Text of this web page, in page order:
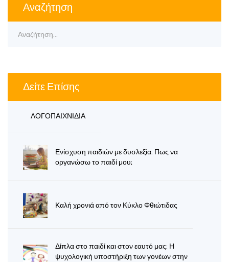
Αναζήτηση
Δείτε Επίσης
ΛΟΓΟΠΑΙΧΝΙΔΙΑ
Ενίσχυση παιδιών με δυσλεξία. Πως να
οργανώσω το παιδί μου;
Καλή χρονιά από τον Κύκλο Φθιώτιδας
Δίπλα στο παιδί και στον εαυτό μας: Η
ψυχολογική υποστήριξη των γονέων στην